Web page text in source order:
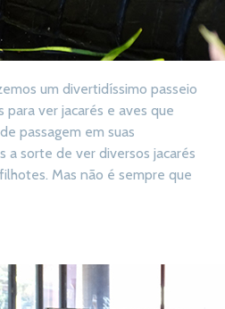
um divertidíssimo passeio
ver jacarés e aves que
passagem em suas
a sorte de ver diversos jacarés
Mas não é sempre que